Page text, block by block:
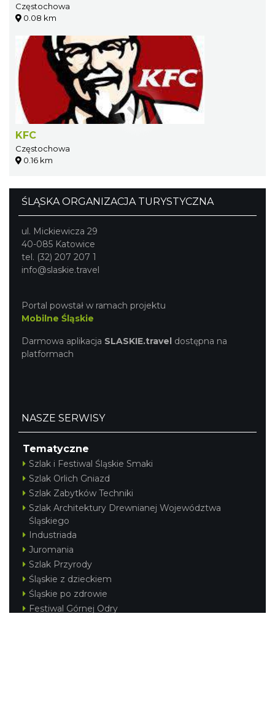
Częstochowa
0.08 km
KFC
Częstochowa
0.16 km
ŚLĄSKA ORGANIZACJA TURYSTYCZNA
ul. Mickiewicza 29
40-085 Katowice
tel. (32) 207 207 1
info@slaskie.travel
Portal powstał w ramach projektu
Mobilne Śląskie
Darmowa aplikacja SLASKIE.travel dostępna na
platformach
NASZE SERWISY
Tematyczne
Szlak i Festiwal Śląskie Smaki
Szlak Orlich Gniazd
Szlak Zabytków Techniki
Szlak Architektury Drewnianej Województwa
Śląskiego
Industriada
Juromania
Szlak Przyrody
Śląskie z dzieckiem
Śląskie po zdrowie
Festiwal Górnej Odry